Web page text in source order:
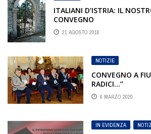
ITALIANI D’ISTRIA: IL
CONVEGNO
21 AGOSTO 2018
NOTIZIE
CONVEGNO A
RADICI…”
6 MARZO 2020
IN EVIDENZA ,